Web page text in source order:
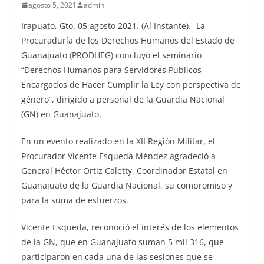
agosto 5, 2021 admin
Irapuato, Gto. 05 agosto 2021. (Al Instante).- La
Procuraduría de los Derechos Humanos del Estado de
Guanajuato (PRODHEG) concluyó el seminario
“Derechos Humanos para Servidores Públicos
Encargados de Hacer Cumplir la Ley con perspectiva de
género”, dirigido a personal de la Guardia Nacional
(GN) en Guanajuato.
En un evento realizado en la XII Región Militar, el
Procurador Vicente Esqueda Méndez agradeció a
General Héctor Ortiz Caletty, Coordinador Estatal en
Guanajuato de la Guardia Nacional, su compromiso y
para la suma de esfuerzos.
Vicente Esqueda, reconoció el interés de los elementos
de la GN, que en Guanajuato suman 5 mil 316, que
participaron en cada una de las sesiones que se